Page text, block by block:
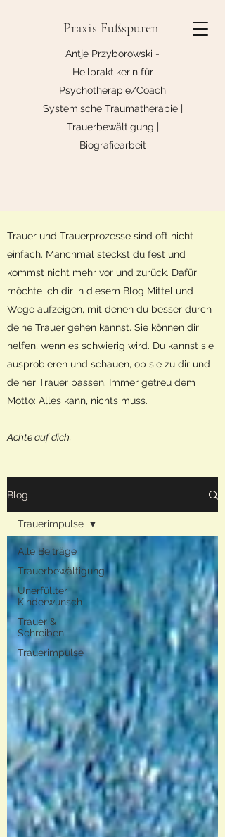
Praxis Fußspuren
Antje Przyborowski -
Heilpraktikerin für
Psychotherapie/Coach
Systemische Traumatherapie |
Trauerbewältigung |
Biografiearbeit
Trauer und Trauerprozesse sind oft nicht
einfach. Manchmal steckst du fest und
kommst nicht mehr vor und zurück. Dafür
möchte ich dir in diesem Blog Mittel und
Wege aufzeigen, mit denen du besser durch
deine Trauer gehen kannst. Sie können dir
helfen, wenn es schwierig wird. Du kannst sie
ausprobieren und schauen, ob sie zu dir und
deiner Trauer passen. Immer getreu dem
Motto: Alles kann, nichts muss.
Achte auf dich.
Blog
Alle Beiträge
Trauerbewältigung
Unerfüllter
Kinderwunsch
Trauer &
Schreiben
Trauerimpulse
Trauerimpulse